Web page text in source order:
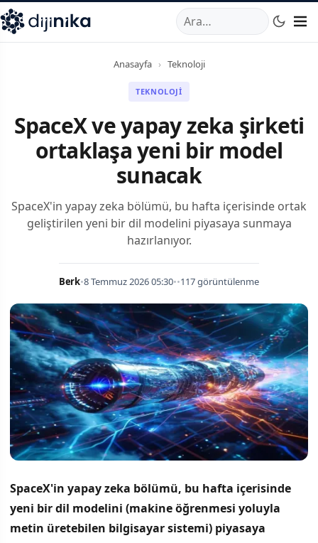
,Marmara Mahallesi,Beylikdüzü34520TRTelefon:0850
Anasayfa › Teknoloji
TEKNOLOJI
SpaceX ve yapay zeka şirketi
ortaklaşa yeni bir model
sunacak
SpaceX'in yapay zeka bölümü, bu hafta içerisinde ortak
geliştirilen yeni bir dil modelini piyasaya sunmaya
hazırlanıyor.
Berk•8 Temmuz 2026 05:30••117 görüntülenme
SpaceX'in yapay zeka bölümü, bu hafta içerisinde
yeni bir dil modelini (makine öğrenmesi yoluyla
metin üretebilen bilgisayar sistemi) piyasaya